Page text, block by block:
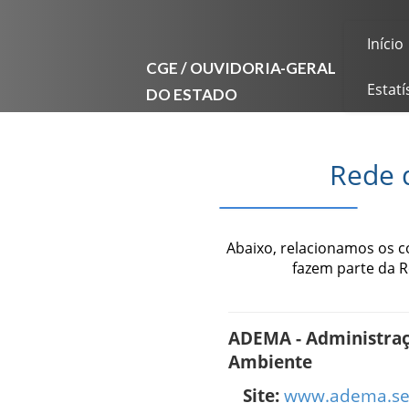
CGE / OUVIDORIA-GERAL
DO ESTADO
Início
Rede
Abaixo, relacionamos os
fazem parte da
ADEMA -
Ambiente
Site: